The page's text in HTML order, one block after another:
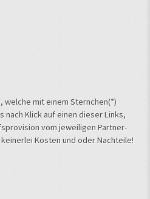
welche mit einem Sternchen(*)
nach Klick auf einen dieser Links,
vom jeweiligen Partner-
Kosten und oder Nachteile!